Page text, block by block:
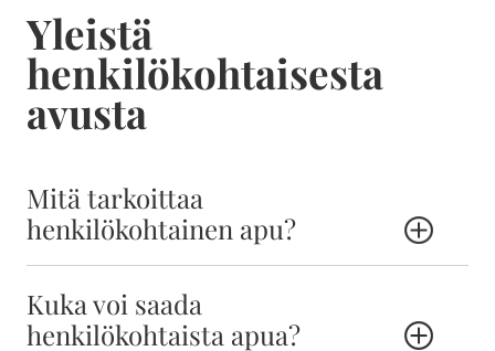
Yleistä
henkilökohtaisesta
avusta
Mitä tarkoittaa
henkilökohtainen apu?
Henkilökohtainen apu on toisen henkilön antamaa
välttämätöntä apua, jota vaikeavammainen tai
Kuka voi saada
henkilökohtaista apua?